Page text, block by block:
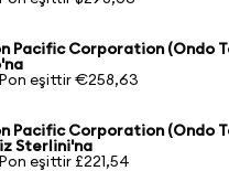
Pacific Corporation (Ondo
eşittir €258,63
Pacific Corporation (Ondo
Sterlini'na
eşittir £221,54